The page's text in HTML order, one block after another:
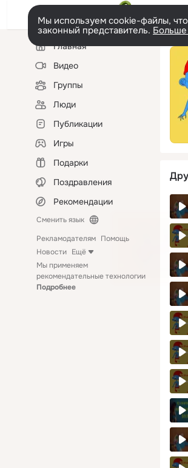
Мы используем cookie-файлы,
законный представитель.
Левая
колонкаГлавная
Видео
Группы
Люди
Публикации
Игры
Подарки
Поздравления
Рекомендации
Сменить язык
Рекламодателям Помощь
Новости Ещё
Мы применяем
рекомендательные технологии
Подробнее